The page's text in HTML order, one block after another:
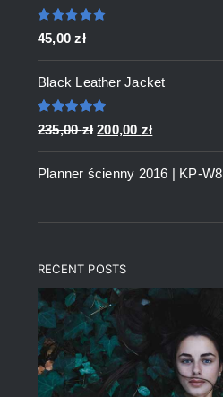
Oceniono
5.00
45,00zł
Black Leather Jacket
Oceniono
5.00
235,00zł Pierwotna
cena
wynosiła:
200,00 złAktualna
cena
wynosi:
Planner ścienny 2016 | KP-W8
RECENT POSTS